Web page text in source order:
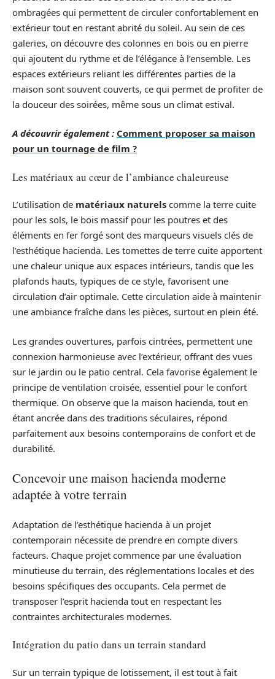
ombragées qui permettent de circuler confortablement en
extérieur tout en restant abrité du soleil. Au sein de ces
galeries, on découvre des colonnes en bois ou en pierre
qui ajoutent du rythme et de l’élégance à l’ensemble. Les
espaces extérieurs reliant les différentes parties de la
maison sont souvent couverts, ce qui permet de profiter de
la douceur des soirées, même sous un climat estival.
A découvrir également : Comment proposer sa maison
pour un tournage de film ?
Les matériaux au cœur de l’ambiance chaleureuse
L’utilisation de matériaux naturels comme la terre cuite
pour les sols, le bois massif pour les poutres et des
éléments en fer forgé sont des marqueurs visuels clés de
l’esthétique hacienda. Les tomettes de terre cuite apportent
une chaleur unique aux espaces intérieurs, tandis que les
plafonds hauts, typiques de ce style, favorisent une
circulation d’air optimale. Cette circulation aide à maintenir
une ambiance fraîche dans les pièces, surtout en plein été.
Les grandes ouvertures, parfois cintrées, permettent une
connexion harmonieuse avec l’extérieur, offrant des vues
sur le jardin ou le patio central. Cela favorise également le
principe de ventilation croisée, essentiel pour le confort
thermique. On observe que la maison hacienda, tout en
étant ancrée dans des traditions séculaires, répond
parfaitement aux besoins contemporains de confort et de
durabilité.
Concevoir une maison hacienda moderne
adaptée à votre terrain
Adaptation de l’esthétique hacienda à un projet
contemporain nécessite de prendre en compte divers
facteurs. Chaque projet commence par une évaluation
minutieuse du terrain, des réglementations locales et des
besoins spécifiques des occupants. Cela permet de
transposer l’esprit hacienda tout en respectant les
contraintes architecturales modernes.
Intégration du patio dans un terrain standard
Sur un terrain typique de lotissement, il est tout à fait